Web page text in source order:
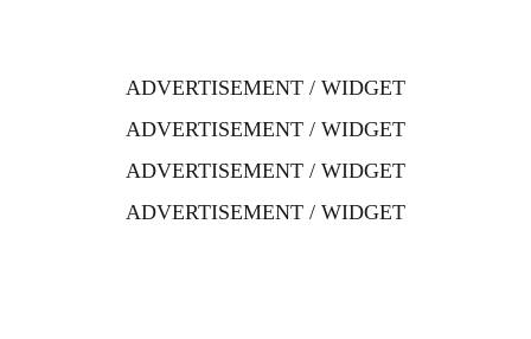
ADVERTISEMENT / WIDGET
ADVERTISEMENT / WIDGET
ADVERTISEMENT / WIDGET
ADVERTISEMENT / WIDGET